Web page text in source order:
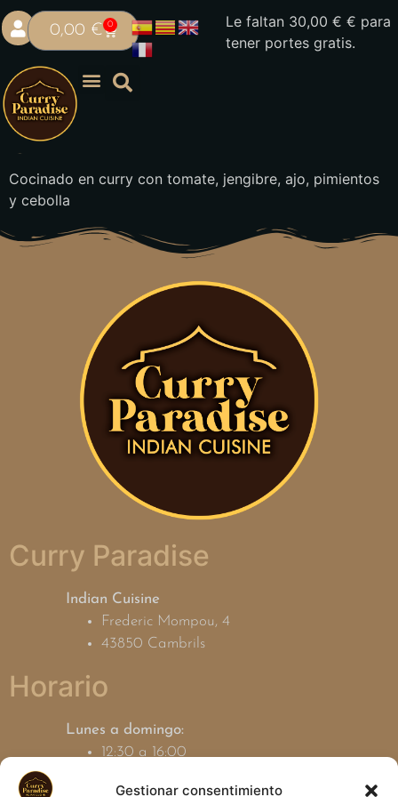
Gestionar consentimiento
0,00 € 0 Le faltan 30,00€ € para
tener portes gratis.
Cocinado en curry con tomate, jengibre, ajo, pimientos
y cebolla
Curry Paradise
Indian Cuisine
Frederic Mompou, 4
43850 Cambrils
Horario
Lunes a domingo:
12:30 a 16:00